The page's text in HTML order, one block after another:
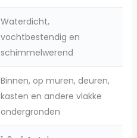
Waterdicht,
vochtbestendig en
schimmelwerend
Binnen, op muren, deuren,
kasten en andere vlakke
ondergronden